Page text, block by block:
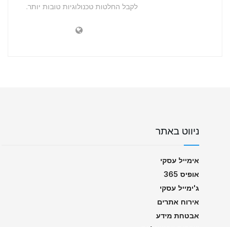
לקבל החלטות טכנולוגיות טובות יותר.
ניווט באתר
אימייל עסקי
אופיס 365
ג'ימייל עסקי
אירוח אתרים
אבטחת מידע